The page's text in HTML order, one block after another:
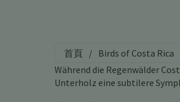
首頁 / Birds of Costa Rica
Während die Regenwälder
Unterholz eine subtilere